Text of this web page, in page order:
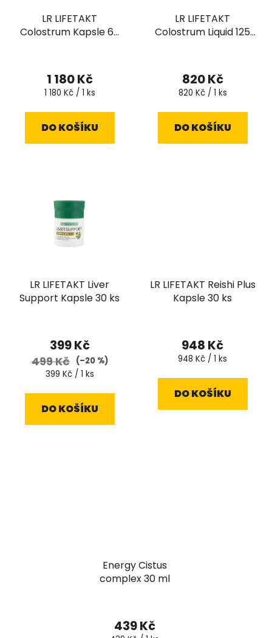
LR LIFETAKT
Colostrum Kapsle 60
1 180 Kč
Měrná
1 180 Kč / 1 ks
DO KOŠÍKU
LR LIFETAKT
Colostrum Liquid 125
820 Kč
Měrná
820 Kč / 1 ks
DO KOŠÍKU
LR LIFETAKT Liver
Support Kapsle 30 ks
399 Kč
499 Kč
(–20 %)
Měrná
399 Kč / 1 ks
DO KOŠÍKU
LR LIFETAKT Reishi Plus
Kapsle 30 ks
948 Kč
Měrná
948 Kč / 1 ks
DO KOŠÍKU
Energy Cistus
complex 30 ml
hodnocení
439 Kč